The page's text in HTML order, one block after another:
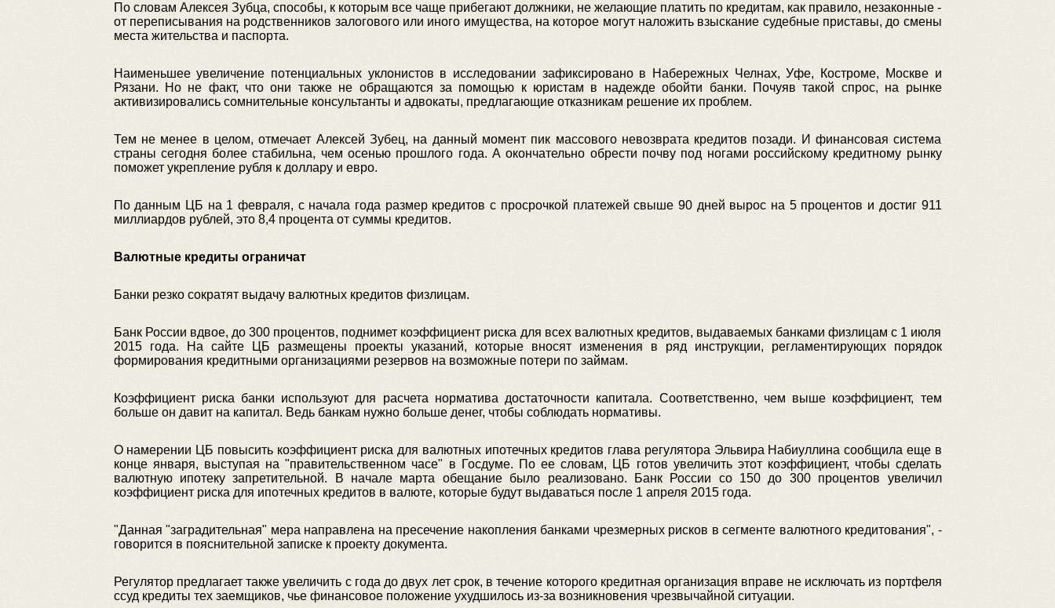
По словам Алексея Зубца, способы, к которым все чаще прибегают должники, не желающие платить по кредитам, как правило, незаконные -
от переписывания на родственников залогового или иного имущества, на которое могут наложить взыскание судебные приставы, до смены
места жительства и паспорта.
Наименьшее увеличение потенциальных уклонистов в исследовании зафиксировано в Набережных Челнах, Уфе, Костроме, Москве и
Рязани. Но не факт, что они также не обращаются за помощью к юристам в надежде обойти банки. Почуяв такой спрос, на рынке
активизировались сомнительные консультанты и адвокаты, предлагающие отказникам решение их проблем.
Тем не менее в целом, отмечает Алексей Зубец, на данный момент пик массового невозврата кредитов позади. И финансовая система
страны сегодня более стабильна, чем осенью прошлого года. А окончательно обрести почву под ногами российскому кредитному рынку
поможет укрепление рубля к доллару и евро.
По данным ЦБ на 1 февраля, с начала года размер кредитов с просрочкой платежей свыше 90 дней вырос на 5 процентов и достиг 911
миллиардов рублей, это 8,4 процента от суммы кредитов.
Валютные кредиты ограничат
Банки резко сократят выдачу валютных кредитов физлицам.
Банк России вдвое, до 300 процентов, поднимет коэффициент риска для всех валютных кредитов, выдаваемых банками физлицам с 1 июля
2015 года. На сайте ЦБ размещены проекты указаний, которые вносят изменения в ряд инструкции, регламентирующих порядок
формирования кредитными организациями резервов на возможные потери по займам.
Коэффициент риска банки используют для расчета норматива достаточности капитала. Соответственно, чем выше коэффициент, тем
больше он давит на капитал. Ведь банкам нужно больше денег, чтобы соблюдать нормативы.
О намерении ЦБ повысить коэффициент риска для валютных ипотечных кредитов глава регулятора Эльвира Набиуллина сообщила еще в
конце января, выступая на "правительственном часе" в Госдуме. По ее словам, ЦБ готов увеличить этот коэффициент, чтобы сделать
валютную ипотеку запретительной. В начале марта обещание было реализовано. Банк России со 150 до 300 процентов увеличил
коэффициент риска для ипотечных кредитов в валюте, которые будут выдаваться после 1 апреля 2015 года.
"Данная "заградительная" мера направлена на пресечение накопления банками чрезмерных рисков в сегменте валютного кредитования", -
говорится в пояснительной записке к проекту документа.
Регулятор предлагает также увеличить с года до двух лет срок, в течение которого кредитная организация вправе не исключать из портфеля
ссуд кредиты тех заемщиков, чье финансовое положение ухудшилось из-за возникновения чрезвычайной ситуации.